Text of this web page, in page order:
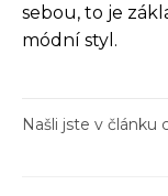
sebou, to je
módní styl.
Našli jste v článku